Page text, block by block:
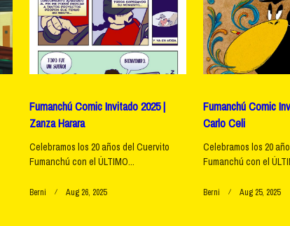
Fumanchú Comic Invitado 2025 |
Zanza Harara
Celebramos los 20 años del Cuervito
Fumanchú con el ÚLTIMO...
Berni Aug 26, 2025
Fumanchú Comic
Carlo Celi
Celebramos los 20
Fumanchú con el
Berni Aug 25, 2025